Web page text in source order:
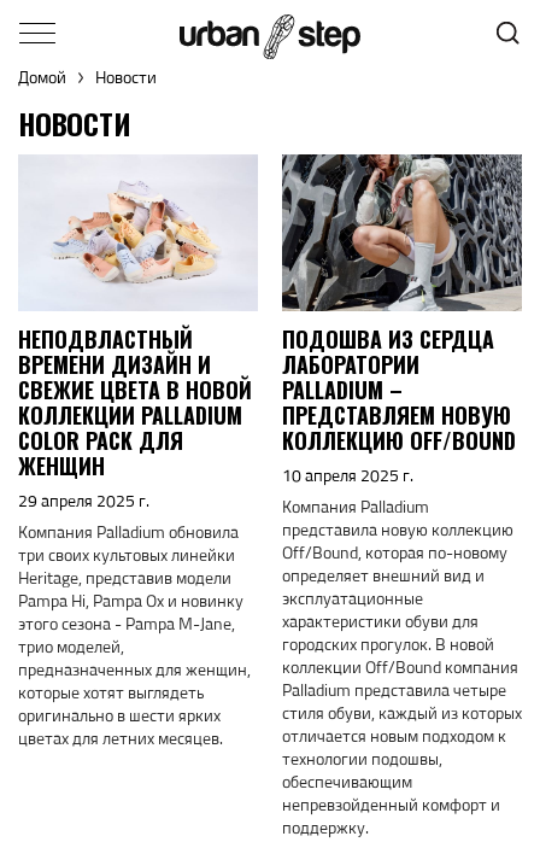
Домой Новости
НОВОСТИ
НЕПОДВЛАСТНЫЙ
ВРЕМЕНИ ДИЗАЙН И
СВЕЖИЕ ЦВЕТА В НОВОЙ
КОЛЛЕКЦИИ PALLADIUM
COLOR PACK ДЛЯ
ЖЕНЩИН
29 апреля 2025 г.
Компания Palladium обновила
три своих культовых линейки
Heritage, представив модели
Pampa Hi, Pampa Ox и новинку
этого сезона - Pampa M-Jane,
трио моделей,
предназначенных для женщин,
которые хотят выглядеть
оригинально в шести ярких
цветах для летних месяцев.
ПОДОШВА ИЗ СЕРДЦА
ЛАБОРАТОРИИ
PALLADIUM –
ПРЕДСТАВЛЯЕМ НОВУЮ
КОЛЛЕКЦИЮ OFF/BOUND
10 апреля 2025 г.
Компания Palladium
представила новую коллекцию
Off/Bound, которая по-новому
определяет внешний вид и
эксплуатационные
характеристики обуви для
городских прогулок. В новой
коллекции Off/Bound компания
Palladium представила четыре
стиля обуви, каждый из которых
отличается новым подходом к
технологии подошвы,
обеспечивающим
непревзойденный комфорт и
поддержку.